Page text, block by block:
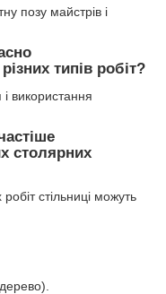
позу майстрів і
типів робіт?
використання
столярних
стільниці можуть